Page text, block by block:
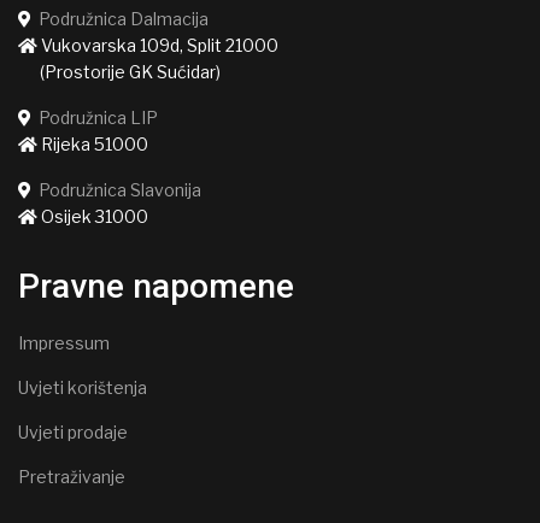
Podružnica Dalmacija
Vukovarska 109d, Split 21000
(Prostorije GK Sućidar)
Podružnica LIP
Rijeka 51000
Podružnica Slavonija
Osijek 31000
Pravne napomene
Impressum
Uvjeti korištenja
Uvjeti prodaje
Pretraživanje